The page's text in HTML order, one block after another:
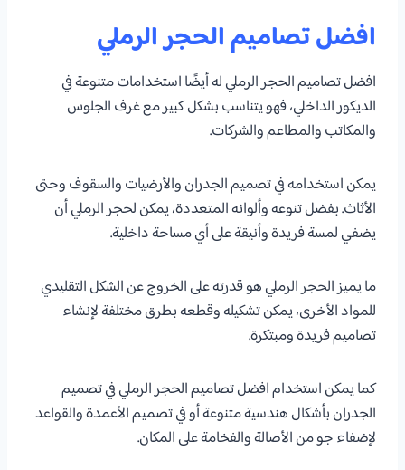
افضل تصاميم الحجر الرملي
افضل تصاميم الحجر الرملي له أيضًا استخدامات متنوعة في
الديكور الداخلي، فهو يتناسب بشكل كبير مع غرف الجلوس
والمكاتب والمطاعم والشركات.
يمكن استخدامه في تصميم الجدران والأرضيات والسقوف وحتى
الأثاث. بفضل تنوعه وألوانه المتعددة، يمكن لحجر الرملي أن
يضفي لمسة فريدة وأنيقة على أي مساحة داخلية.
ما يميز الحجر الرملي هو قدرته على الخروج عن الشكل التقليدي
للمواد الأخرى، يمكن تشكيله وقطعه بطرق مختلفة لإنشاء
تصاميم فريدة ومبتكرة.
كما يمكن استخدام افضل تصاميم الحجر الرملي في تصميم
الجدران بأشكال هندسية متنوعة أو في تصميم الأعمدة والقواعد
لإضفاء جو من الأصالة والفخامة على المكان.